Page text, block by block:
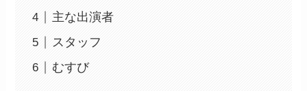
主な出演者
スタッフ
むすび